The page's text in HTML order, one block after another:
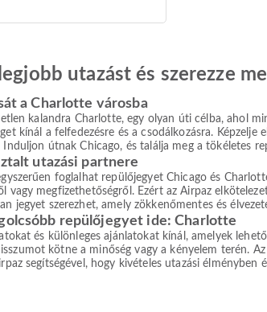
utazást és szerezze
a Charlotte városba
kalandra Charlotte, egy olyan úti célba, ahol
kínál a felfedezésre és a csodálkozásra.
Induljon útnak Chicago, és találja meg a tökéletes
utazási partnere
foglalhat repülőjegyet Chicago és
vagy megfizethetőségről. Ezért az Airpaz
jegyet szerezhet, amely zökkenőmentes és
repülőjegyet ide: Charlotte
és különleges ajánlatokat kínál, amelyek
kötne a minőség vagy a kényelem terén.
segítségével, hogy kivételes utazási élményben